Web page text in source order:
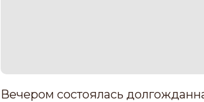
Вечером состоялась